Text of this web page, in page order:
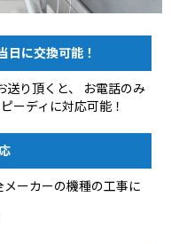
に交換可能！
送り頂く と、 お電話のみ
ーディに対応可能！
ーカーの機種の工事に